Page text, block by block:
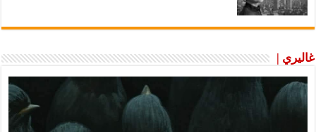
غاليري |